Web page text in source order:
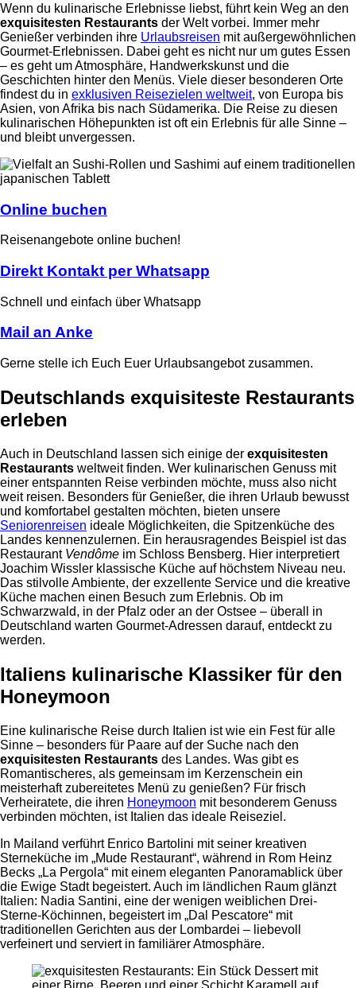
Wenn du kulinarische Erlebnisse liebst, führt kein Weg an den
exquisitesten Restaurants der Welt vorbei. Immer mehr
Genießer verbinden ihre Urlaubsreisen mit außergewöhnlichen
Gourmet-Erlebnissen. Dabei geht es nicht nur um gutes Essen
– es geht um Atmosphäre, Handwerkskunst und die
Geschichten hinter den Menüs. Viele dieser besonderen Orte
findest du in exklusiven Reisezielen weltweit, von Europa bis
Asien, von Afrika bis nach Südamerika. Die Reise zu diesen
kulinarischen Höhepunkten ist oft ein Erlebnis für alle Sinne –
und bleibt unvergessen.
Online buchen
Reisenangebote online buchen!
Direkt Kontakt per Whatsapp
Schnell und einfach über Whatsapp
Mail an Anke
Gerne stelle ich Euch Euer Urlaubsangebot zusammen.
Deutschlands exquisiteste Restaurants
erleben
Auch in Deutschland lassen sich einige der exquisitesten
Restaurants weltweit finden. Wer kulinarischen Genuss mit
einer entspannten Reise verbinden möchte, muss also nicht
weit reisen. Besonders für Genießer, die ihren Urlaub bewusst
und komfortabel gestalten möchten, bieten unsere
Seniorenreisen ideale Möglichkeiten, die Spitzenküche des
Landes kennenzulernen. Ein herausragendes Beispiel ist das
Restaurant Vendôme im Schloss Bensberg. Hier interpretiert
Joachim Wissler klassische Küche auf höchstem Niveau neu.
Das stilvolle Ambiente, der exzellente Service und die kreative
Küche machen einen Besuch zum Erlebnis. Ob im
Schwarzwald, in der Pfalz oder an der Ostsee – überall in
Deutschland warten Gourmet-Adressen darauf, entdeckt zu
werden.
Italiens kulinarische Klassiker für den
Honeymoon
Eine kulinarische Reise durch Italien ist wie ein Fest für alle
Sinne – besonders für Paare auf der Suche nach den
exquisitesten Restaurants des Landes. Was gibt es
Romantischeres, als gemeinsam im Kerzenschein ein
meisterhaft zubereitetes Menü zu genießen? Für frisch
Verheiratete, die ihren Honeymoon mit besonderem Genuss
verbinden möchten, ist Italien das ideale Reiseziel.
In Mailand verführt Enrico Bartolini mit seiner kreativen
Sterneküche im „Mude Restaurant“, während in Rom Heinz
Becks „La Pergola“ mit einem eleganten Panoramablick über
die Ewige Stadt begeistert. Auch im ländlichen Raum glänzt
Italien: Nadia Santini, eine der wenigen weiblichen Drei-
Sterne-Köchinnen, begeistert im „Dal Pescatore“ mit
traditionellen Gerichten aus der Lombardei – liebevoll
verfeinert und serviert in familiärer Atmosphäre.